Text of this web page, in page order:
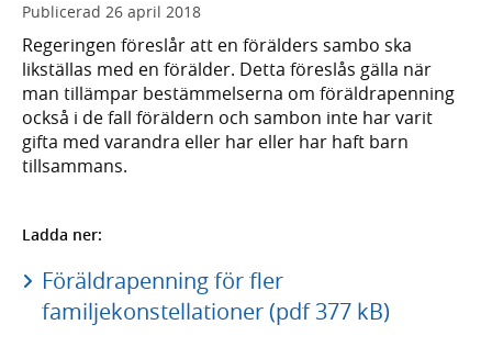
Publicerad 26 april 2018
Regeringen föreslår att en förälders sambo ska
likställas med en förälder. Detta föreslås gälla när
man tillämpar bestämmelserna om föräldrapenning
också i de fall föräldern och sambon inte har varit
gifta med varandra eller har eller har haft barn
tillsammans.
Ladda ner:
Föräldrapenning för fler
familjekonstellationer (pdf 377 kB)